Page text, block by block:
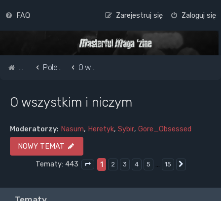
FAQ Zaloguj się
Zarejestruj się
Strona główna
Pole do popisu... O wszystkim i niczym
O wszystkim i niczym
Moderatorzy: Nasum, Heretyk, Sybir, Gore_Obsessed
NOWY TEMAT
Tematy: 443
Strona1 z15
1 2 3 4 5 … 15